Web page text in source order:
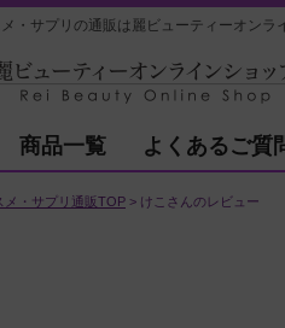
メ・サプリの通販は麗ビューティーオンラ
商品一覧 よくあるご質
メ・サプリ通販TOP けこさんのレビュー